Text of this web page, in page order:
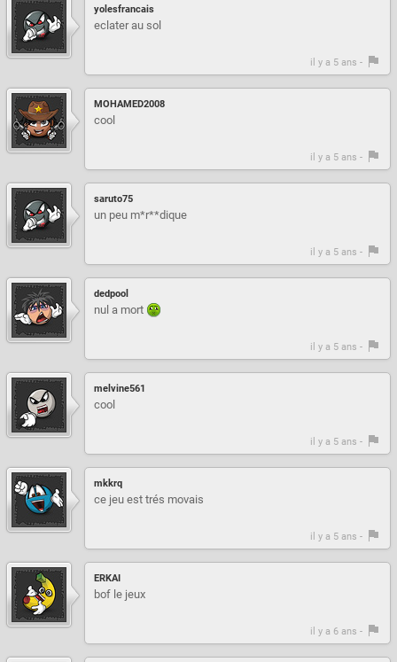
yolesfrancais
eclater au sol
il y a 5 ans -
MOHAMED2008
cool
il y a 5 ans -
saruto75
un peu m*r**dique
il y a 5 ans -
dedpool
nul a mort
il y a 5 ans -
melvine561
cool
il y a 5 ans -
mkkrq
ce jeu est trés movais
il y a 5 ans -
ERKAI
bof le jeux
il y a 6 ans -